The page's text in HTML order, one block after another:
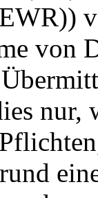
von
nur,